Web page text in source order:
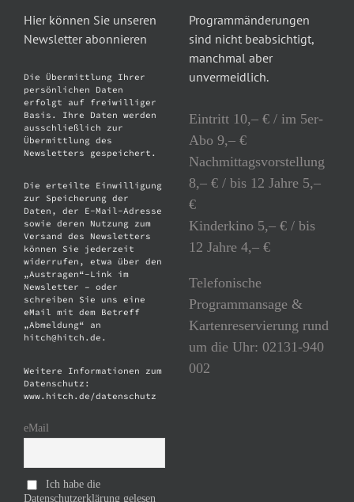
Hier können Sie unseren
Newsletter abonnieren
Die Übermittlung Ihrer
persönlichen Daten
erfolgt auf freiwilliger
Basis. Ihre Daten werden
ausschließlich zur
Übermittlung des
Newsletters gespeichert.
Die erteilte Einwilligung
zur Speicherung der
Daten, der E-Mail-Adresse
sowie deren Nutzung zum
Versand des Newsletters
können Sie jederzeit
widerrufen, etwa über den
„Austragen“-Link im
Newsletter – oder
schreiben Sie uns eine
eMail mit dem Betreff
„Abmeldung“ an
hitch@hitch.de.
Weitere Informationen zum
Datenschutz:
www.hitch.de/datenschutz
eMail
Ich habe die
Datenschutzerklärung gelesen
Programmänderungen
sind nicht beabsichtigt,
manchmal aber
unvermeidlich.
Eintritt 10,– € / im 5er-
Abo 9,– €
Nachmittagsvorstellung
8,– € / bis 12 Jahre 5,–
€
Kinderkino 5,– € / bis
12 Jahre 4,– €
Telefonische
Programmansage &
Kartenreservierung rund
um die Uhr: 02131-940
002